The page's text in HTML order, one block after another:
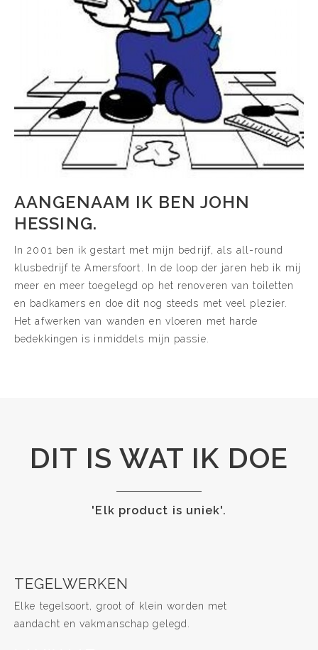
AANGENAAM IK BEN JOHN
HESSING.
In 2001 ben ik gestart met mijn bedrijf, als all-round
klusbedrijf te Amersfoort. In de loop der jaren heb ik mij
meer en meer toegelegd op het renoveren van toiletten
en badkamers en doe dit nog steeds met veel plezier.
Het afwerken van wanden en vloeren met harde
bedekkingen is inmiddels mijn passie.
DIT IS WAT IK DOE
'Elk product is uniek'.
TEGELWERKEN
Elke tegelsoort, groot of klein worden met
aandacht en vakmanschap gelegd.